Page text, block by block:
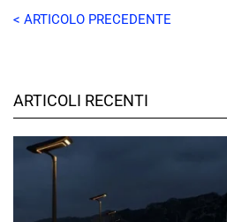
< ARTICOLO PRECEDENTE
ARTICOLI RECENTI